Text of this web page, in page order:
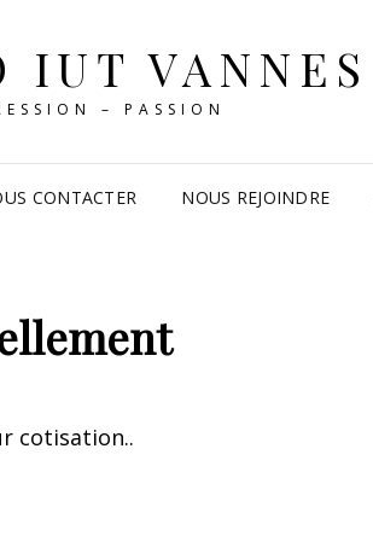
IUT VANNES
– PASSION
CONTACTER NOUS REJOINDRE
cotisation..